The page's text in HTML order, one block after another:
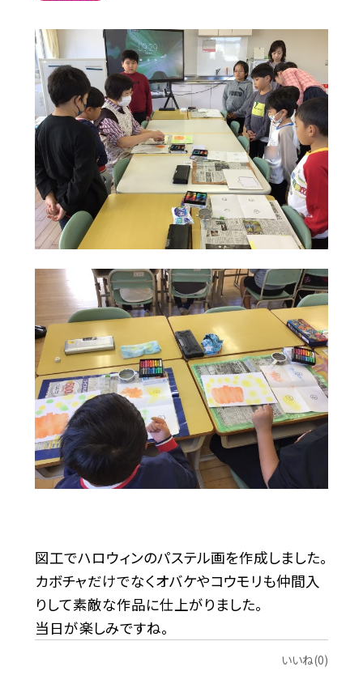
図工でハロウィンのパステル画を作成しました。
カボチャだけでなくオバケやコウモリも仲間入
りして素敵な作品に仕上がりました。
当日が楽しみですね。
いいね(0)